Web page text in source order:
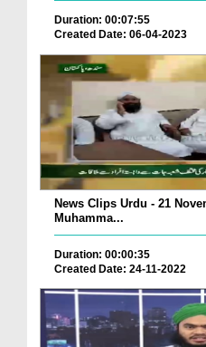
Duration: 00:07:55
Created Date: 06-04-2023
News Clips Urdu - 21
Muhamma...
Duration: 00:00:35
Created Date: 24-11-2022